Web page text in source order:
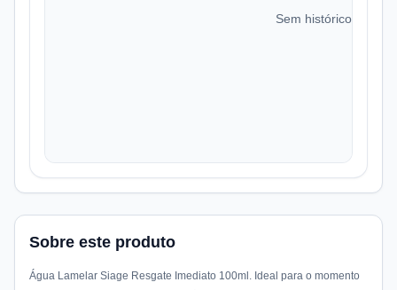
Sem histórico de
Sobre este produto
Água Lamelar Siage Resgate Imediato 100ml. Ideal para o momento